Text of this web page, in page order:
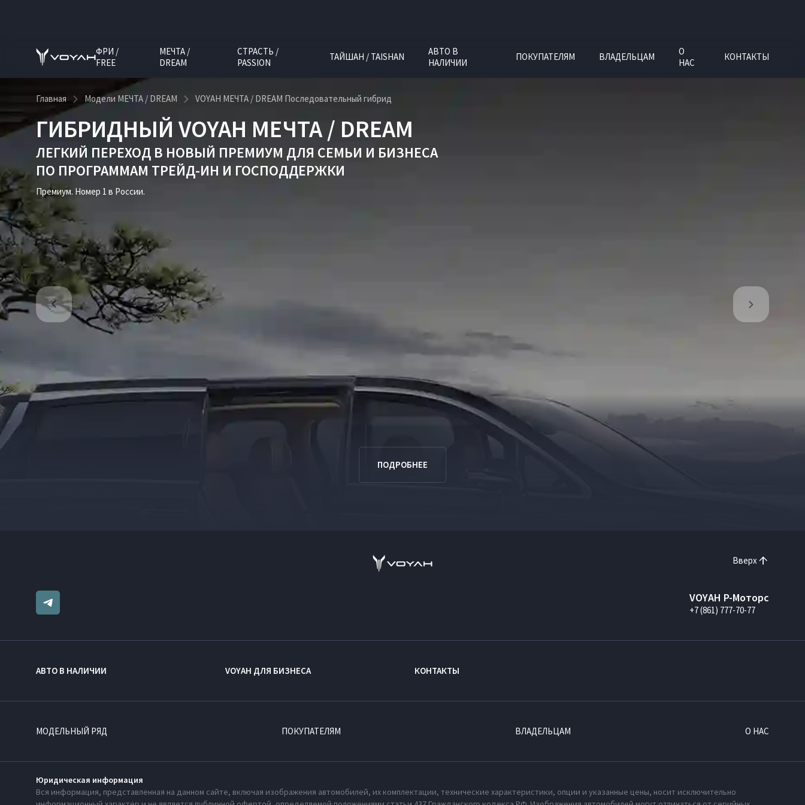
ФРИ /
FREE
МЕЧТА /
DREAM
СТРАСТЬ /
PASSION
ТАЙШАН / TAISHAN
АВТО В
НАЛИЧИИ
ПОКУПАТЕЛЯМ ВЛАДЕЛЬЦАМ
О
НАС
КОНТАКТЫ
Главная Модели МЕЧТА / DREAM VOYAH МЕЧТА / DREAM Последовательный гибрид
ГИБРИДНЫЙ VOYAH МЕЧТА / DREAM
ЛЕГКИЙ ПЕРЕХОД В НОВЫЙ ПРЕМИУМ ДЛЯ СЕМЬИ И БИЗНЕСА
ПО ПРОГРАММАМ ТРЕЙД-ИН И ГОСПОДДЕРЖКИ
Премиум. Номер 1 в России.
ПОДРОБНЕЕ
Вверх
VOYAH Р-Моторс
+7 (861) 777-70-77
АВТО В НАЛИЧИИ VOYAH ДЛЯ БИЗНЕСА КОНТАКТЫ
МОДЕЛЬНЫЙ РЯД ПОКУПАТЕЛЯМ ВЛАДЕЛЬЦАМ О НАС
Юридическая информация
Вся информация, представленная на данном сайте, включая изображения автомобилей, их комплектации, технические характеристики, опции и указанные цены, носит исключительно